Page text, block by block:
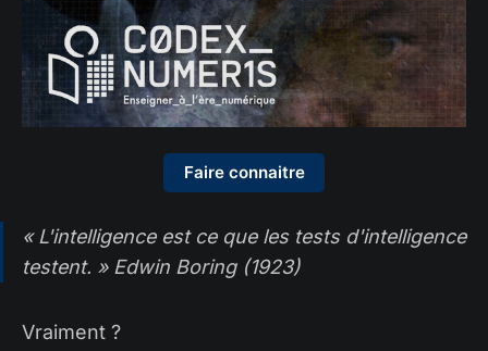
Faire connaitre
« L'intelligence est ce que les tests d'intelligence
testent. » Edwin Boring (1923)
Vraiment ?